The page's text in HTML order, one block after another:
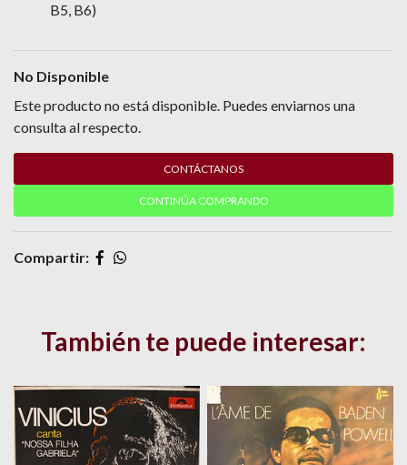
B5, B6)
No Disponible
Este producto no está disponible. Puedes enviarnos una
consulta al respecto.
CONTÁCTANOS
CONTINÚA COMPRANDO
Compartir:
También te puede interesar: